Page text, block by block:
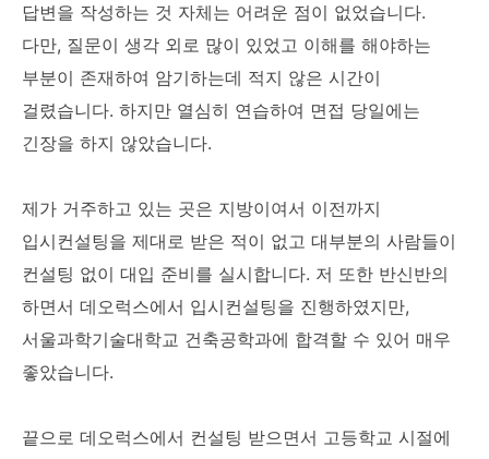
답변을 작성하는 것 자체는 어려운 점이 없었습니다.
다만, 질문이 생각 외로 많이 있었고 이해를 해야하는
부분이 존재하여 암기하는데 적지 않은 시간이
걸렸습니다. 하지만 열심히 연습하여 면접 당일에는
긴장을 하지 않았습니다.
제가 거주하고 있는 곳은 지방이여서 이전까지
입시컨설팅을 제대로 받은 적이 없고 대부분의 사람들이
컨설팅 없이 대입 준비를 실시합니다. 저 또한 반신반의
하면서 데오럭스에서 입시컨설팅을 진행하였지만,
서울과학기술대학교 건축공학과에 합격할 수 있어 매우
좋았습니다.
끝으로 데오럭스에서 컨설팅 받으면서 고등학교 시절에